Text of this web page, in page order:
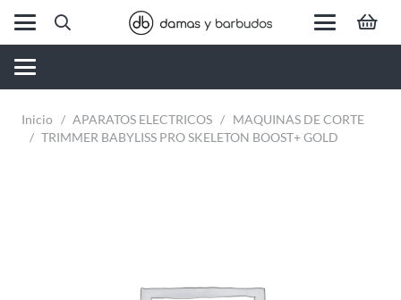
Inicio / APARATOS ELECTRICOS / MAQUINAS DE CORTE
/ TRIMMER BABYLISS PRO SKELETON BOOST+ GOLD